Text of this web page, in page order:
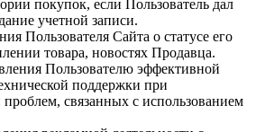
покупок, если Пользователь дал
учетной записи.
Пользователя Сайта о статусе его
товара, новостях Продавца.
Пользователю эффективной
поддержки при
связанных с использованием